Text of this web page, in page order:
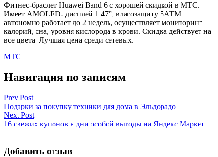
Фитнес-браслет Huawei Band 6 с хорошей скидкой в МТС.
Имеет AMOLED- дисплей 1.47”, влагозащиту 5АТМ,
автономно работает до 2 недель, осуществляет мониторинг
калорий, сна, уровня кислорода в крови. Скидка действует на
все цвета. Лучшая цена среди сетевых.
МТС
Навигация по записям
Prev Post
Подарки за покупку техники для дома в Эльдорадо
Next Post
16 свежих купонов в дни особой выгоды на Яндекс.Маркет
Добавить отзыв